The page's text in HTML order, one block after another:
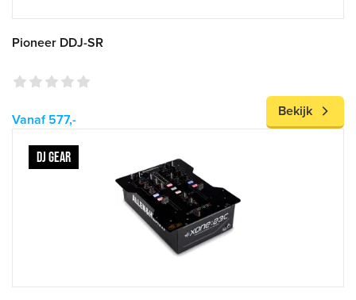
Pioneer DDJ-SR
Vanaf 577,-
Bekijk
DJ GEAR